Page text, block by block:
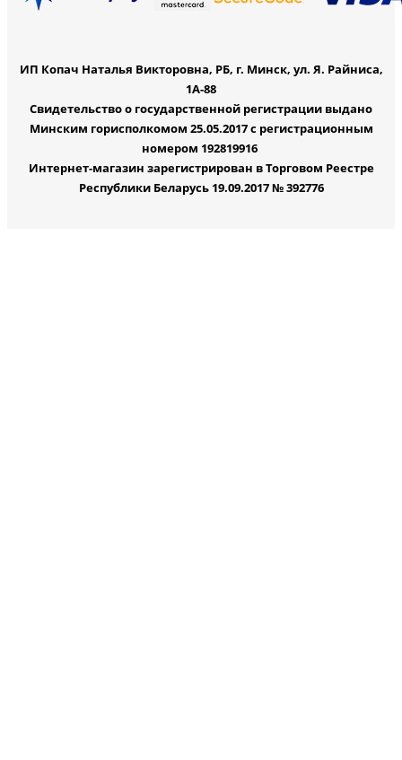
ИП Копач Наталья Викторовна, РБ, г. Минск, ул. Я. Райниса,
1А-88
Свидетельство о государственной регистрации выдано
Минским горисполкомом 25.05.2017 с регистрационным
номером 192819916
Интернет-магазин зарегистрирован в Торговом Реестре
Республики Беларусь 19.09.2017 № 392776